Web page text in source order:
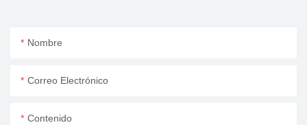
Nombre
Correo Electrónico
Contenido